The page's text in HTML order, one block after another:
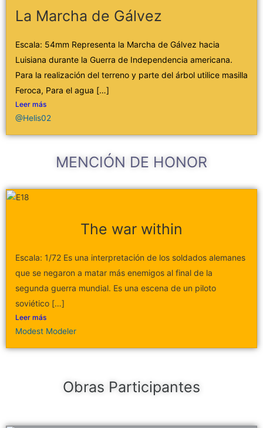
La Marcha de Gálvez
Escala: 54mm Representa la Marcha de Gálvez hacia
Luisiana durante la Guerra de Independencia americana.
Para la realización del terreno y parte del árbol utilice masilla
Feroca, Para el agua […]
Leer más
@Helis02
MENCIÓN DE HONOR
The war within
Escala: 1/72 Es una interpretación de los soldados alemanes
que se negaron a matar más enemigos al final de la
segunda guerra mundial. Es una escena de un piloto
soviético […]
Leer más
Modest Modeler
Obras Participantes